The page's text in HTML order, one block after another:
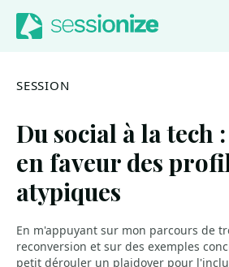
Jump to navigation
Jump to content
SESSION
Du social à la tech
en faveur des
atypiques
En m'appuyant sur mon parcours de
reconversion et sur des exemples
petit dérouler un plaidoyer pour